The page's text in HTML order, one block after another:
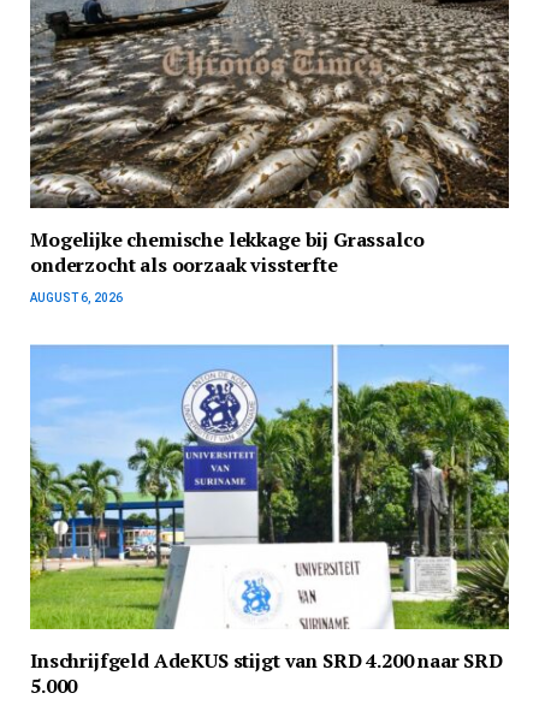
Mogelijke chemische lekkage bij Grassalco
onderzocht als oorzaak vissterfte
AUGUST 6, 2026
Inschrijfgeld AdeKUS stijgt van SRD 4.200 naar SRD
5.000